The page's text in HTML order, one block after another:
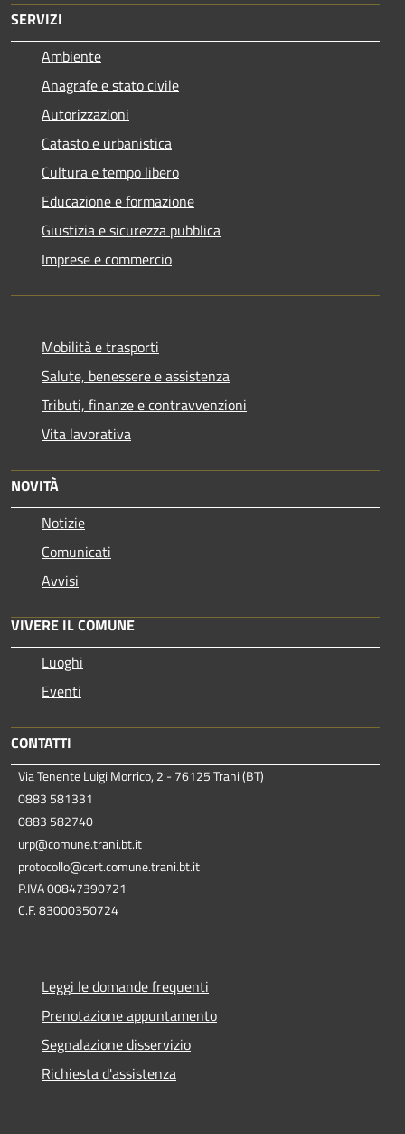
SERVIZI
Ambiente
Anagrafe e stato civile
Autorizzazioni
Catasto e urbanistica
Cultura e tempo libero
Educazione e formazione
Giustizia e sicurezza pubblica
Imprese e commercio
Mobilità e trasporti
Salute, benessere e assistenza
Tributi, finanze e contravvenzioni
Vita lavorativa
NOVITÀ
Notizie
Comunicati
Avvisi
VIVERE IL COMUNE
Luoghi
Eventi
CONTATTI
Via Tenente Luigi Morrico, 2 - 76125 Trani (BT)
0883 581331
0883 582740
urp@comune.trani.bt.it
protocollo@cert.comune.trani.bt.it
P.IVA 00847390721
C.F. 83000350724
Leggi le domande frequenti
Prenotazione appuntamento
Segnalazione disservizio
Richiesta d'assistenza